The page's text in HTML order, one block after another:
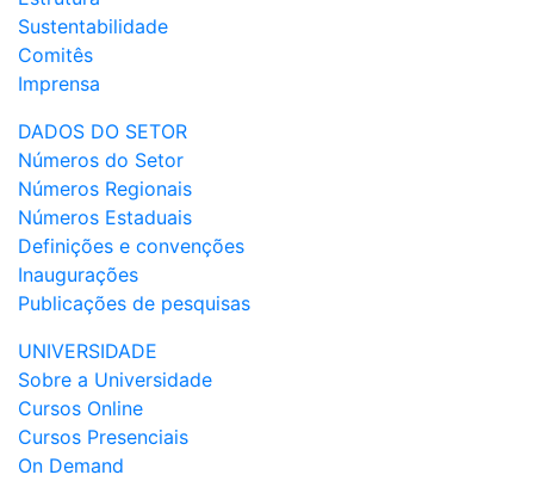
Sustentabilidade
Comitês
Imprensa
DADOS DO SETOR
Números do Setor
Números Regionais
Números Estaduais
Definições e convenções
Inaugurações
Publicações de pesquisas
UNIVERSIDADE
Sobre a Universidade
Cursos Online
Cursos Presenciais
On Demand